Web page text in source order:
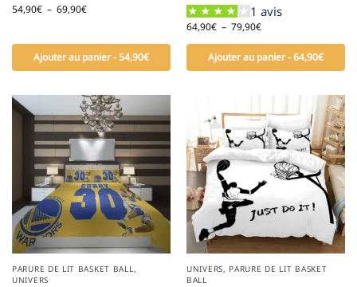
54,90€ – 69,90€
Ajouter au panier - 54,90€
1 avis
64,90€ – 79,90€
Ajouter au panier - 64,90€
PARURE DE LIT BASKET BALL,
UNIVERS
UNIVERS, PARURE DE LIT BASKET
BALL